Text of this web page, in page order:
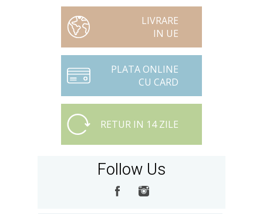
LIVRARE
IN UE
PLATA ONLINE
CU CARD
RETUR IN 14 ZILE
Follow Us